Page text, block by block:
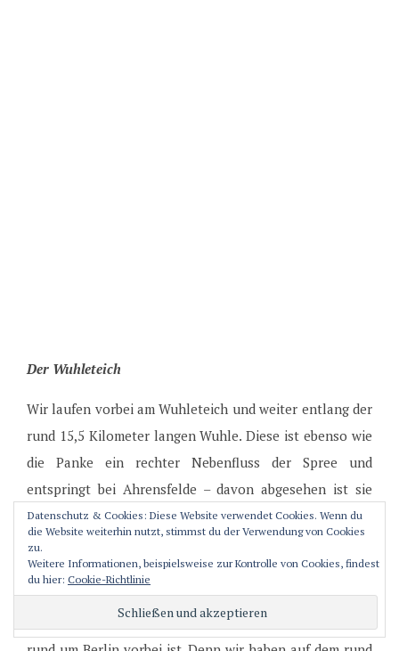
Der Wuhleteich
Wir laufen vorbei am Wuhleteich und weiter entlang der
rund 15,5 Kilometer langen Wuhle. Diese ist ebenso wie
die Panke ein rechter Nebenfluss der Spree und
entspringt bei Ahrensfelde – davon abgesehen ist sie
durchweg Berlinerin (-; Der Weg ist idyllisch und schon
bald erreichen wir auf dem Wuhletalweg unser heutiges
Endziel, den S-Bahnhof Wuhletal im Bezirk Marzahn-
Hellersdorf. Gesättigt von Eindrücken bin ich nun doch
gar nicht so traurig, dass unsere 7-Tages-Wanderung
Datenschutz & Cookies: Diese Website verwendet Cookies. Wenn du
die Website weiterhin nutzt, stimmst du der Verwendung von Cookies
zu.
Weitere Informationen, beispielsweise zur Kontrolle von Cookies, findest
du hier: Cookie-Richtlinie